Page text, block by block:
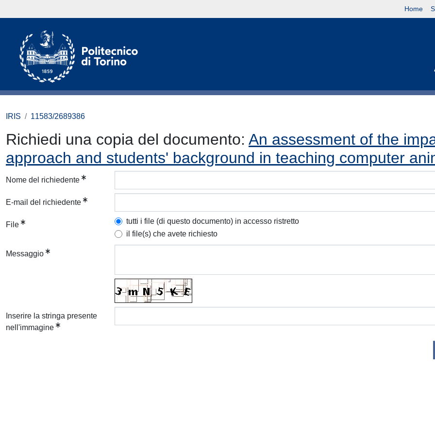
Home
IRIS 11583/2689386
Richiedi una copia del documento: An assessment of the
approach and students' background in teaching computer
Nome del richiedente
E-mail del richiedente
File
tutti i file (di questo documento) in accesso ristretto
il file(s) che avete richiesto
Messaggio
Inserire la stringa presente
nell'immagine